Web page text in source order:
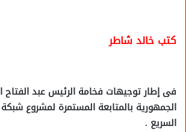
كتب خالد شاطر
فى إطار توجيهات فخامة الرئيس عبد
الجمهورية بالمتابعة المستمرة لمشروع
السريع .